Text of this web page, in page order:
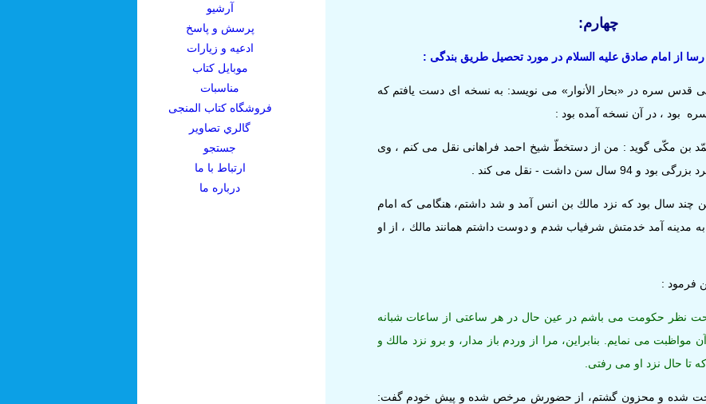
چهارم:
از امام صادق‏ عليه السلام در مورد تحصيل طريق بندگى :
‏قدس سره در «بحار الأنوار» مى‏ نويسد: به نسخه ‏اى دست يافتم كه
بود ، در آن نسخه آمده بود :
مكّى گويد : من از دستخطّ شيخ احمد فراهانى نقل مى‏ كنم ، وى
سن داشت - نقل مى‏ كند .
سال بود كه نزد مالك بن انس آمد و شد داشتم، هنگامى كه امام
مدينه آمد خدمتش شرفياب شدم و دوست داشتم همانند مالك ، از او
فرمود :
نظر حكومت مى‏ باشم در عين حال در هر ساعتى از ساعات شبانه
مواظبت مى ‏نمايم. بنابراين، مرا از وردم باز مدار، و برو نزد مالك و
تا حال نزد او مى‏ رفتى.
شده و محزون گشتم، از حضورش مرخص شده و پيش خودم گفت:
آرشيو
پرسش و پاسخ
ادعيه و زيارات
موبايل کتاب
مناسبات
فروشگاه کتاب المنجی
گالري تصاوير
جستجو
ارتباط با ما
درباره ما